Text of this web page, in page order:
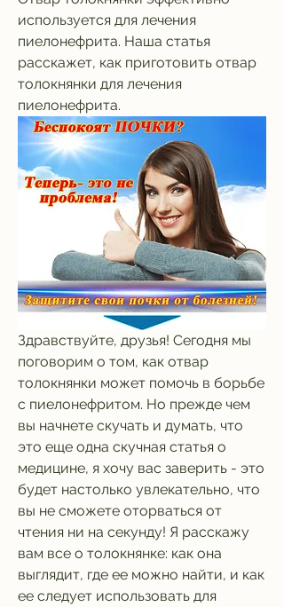
используется для лечения
пиелонефрита. Наша статья
расскажет, как приготовить отвар
толокнянки для лечения
пиелонефрита.
Здравствуйте, друзья! Сегодня мы
поговорим о том, как отвар
толокнянки может помочь в борьбе
с пиелонефритом. Но прежде чем
вы начнете скучать и думать, что
это еще одна скучная статья о
медицине, я хочу вас заверить - это
будет настолько увлекательно, что
вы не сможете оторваться от
чтения ни на секунду! Я расскажу
вам все о толокнянке: как она
выглядит, где ее можно найти, и как
ее следует использовать для